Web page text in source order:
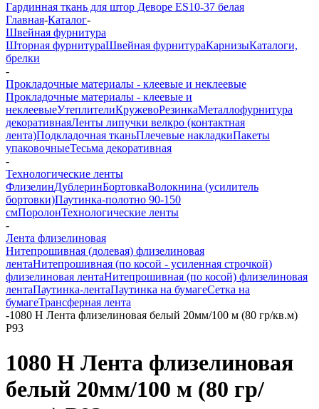
Гардинная ткань для штор Деворе ES10-37 белая
Главная-Каталог-
Швейная фурнитура
Шторная фурнитураШвейная фурнитураКарнизыКаталоги,
брелки
-
Прокладочные материалы - клеевые и неклеевые
Прокладочные материалы - клеевые и
неклеевыеУтеплителиКружевоРезинкаМеталлофурнитура
декоративнаяЛенты липучки велкро (контактная
лента)Подкладочная тканьПлечевые накладкиПакеты
упаковочныеТесьма декоративная
-
Технологические ленты
ФлизелинДублеринБортовкаВолокнина (усилитель
бортовки)Паутинка-полотно 90-150
смПоролонТехнологические ленты
-
Лента флизелиновая
Нитепрошивная (долевая) флизелиновая
лентаНитепрошивная (по косой - усиленная строчкой)
флизелиновая лентаНитепрошивная (по косой) флизелиновая
лентаПаутинка-лентаПаутинка на бумагеСетка на
бумагеТрансферная лента
-1080 H Лента флизелиновая белый 20мм/100 м (80 гр/кв.м)
Р93
1080 H Лента флизелиновая
белый 20мм/100 м (80 гр/